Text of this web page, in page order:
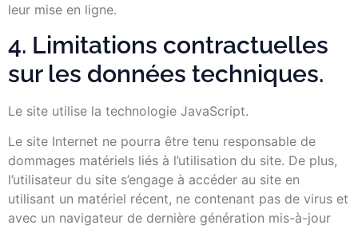
leur mise en ligne.
4. Limitations contractuelles
sur les données techniques.
Le site utilise la technologie JavaScript.
Le site Internet ne pourra être tenu responsable de
dommages matériels liés à l’utilisation du site. De plus,
l’utilisateur du site s’engage à accéder au site en
utilisant un matériel récent, ne contenant pas de virus et
avec un navigateur de dernière génération mis-à-jour